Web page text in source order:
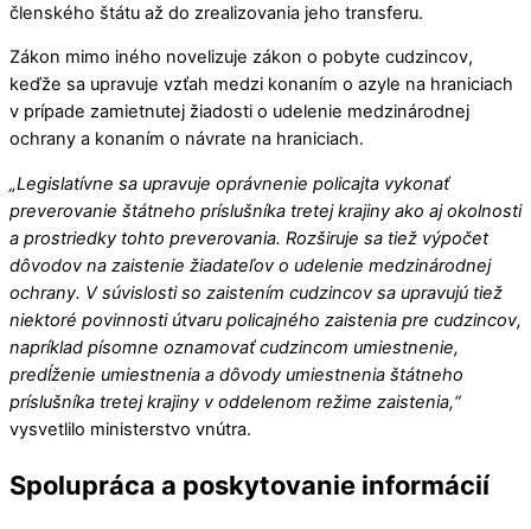
členského štátu až do zrealizovania jeho transferu.
Zákon mimo iného novelizuje zákon o pobyte cudzincov,
keďže sa upravuje vzťah medzi konaním o azyle na hraniciach
v prípade zamietnutej žiadosti o udelenie medzinárodnej
ochrany a konaním o návrate na hraniciach.
„Legislatívne sa upravuje oprávnenie policajta vykonať
preverovanie štátneho príslušníka tretej krajiny ako aj okolnosti
a prostriedky tohto preverovania. Rozširuje sa tiež výpočet
dôvodov na zaistenie žiadateľov o udelenie medzinárodnej
ochrany. V súvislosti so zaistením cudzincov sa upravujú tiež
niektoré povinnosti útvaru policajného zaistenia pre cudzincov,
napríklad písomne oznamovať cudzincom umiestnenie,
predĺženie umiestnenia a dôvody umiestnenia štátneho
príslušníka tretej krajiny v oddelenom režime zaistenia,“
vysvetlilo ministerstvo vnútra.
Spolupráca a poskytovanie informácií